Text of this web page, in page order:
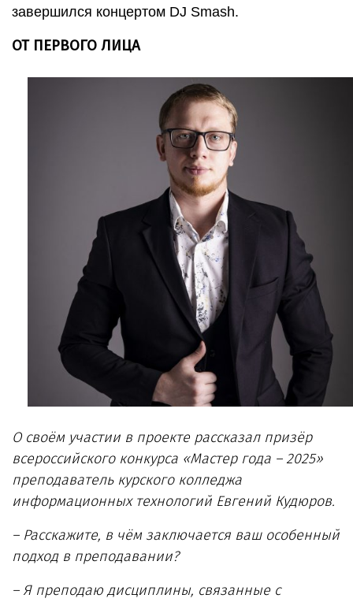
завершился концертом DJ Smash.
ОТ ПЕРВОГО ЛИЦА
О своём участии в проекте рассказал призёр
всероссийского конкурса «Мастер года – 2025»
преподаватель курского колледжа
информационных технологий Евгений Кудюров.
– Расскажите, в чём заключается ваш особенный
подход в преподавании?
– Я преподаю дисциплины, связанные с